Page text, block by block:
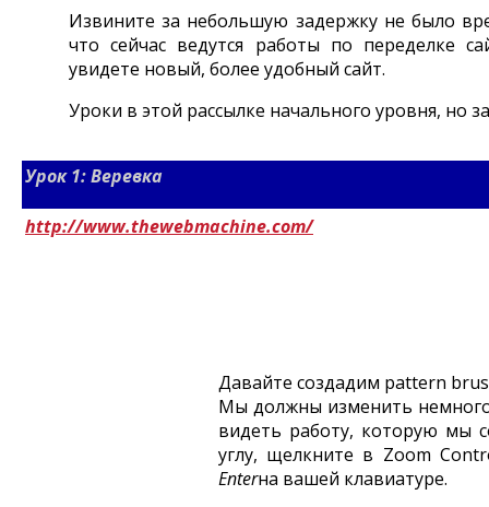
Извините за небольшую задержку не было
что сейчас ведутся работы по переделке
увидете новый, более удобный сайт.
Уроки в этой рассылке начального уровня, но
Урок 1: Веревка
http://www.thewebmachine.com/
Давайте создадим pattern
Мы должны изменить
видеть работу, которую мы
углу, щелкните в Zoom
Enterна вашей клавиатуре.